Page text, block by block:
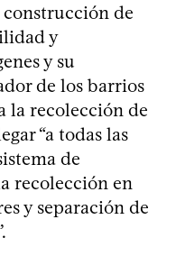
construcción de
y
y su
de los barrios
la recolección de
“a todas las
de
recolección en
y separación de